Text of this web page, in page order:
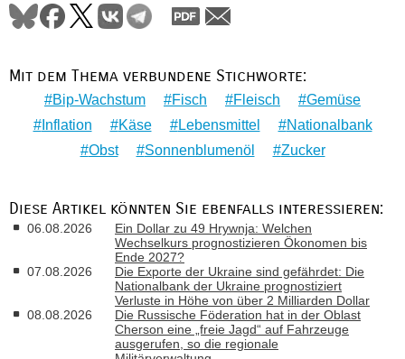
Mit dem Thema verbundene Stichworte:
Bip-Wachstum Fisch Fleisch
Gemüse
Inflation
Käse Lebensmittel
Nationalbank
Obst
Sonnenblumenöl Zucker
Diese Artikel könnten Sie ebenfalls interessieren:
06.08.2026
Ein Dollar zu 49 Hrywnja: Welchen
Wechselkurs prognostizieren Ökonomen bis
Ende 2027?
07.08.2026
Die Exporte der Ukraine sind gefährdet: Die
Nationalbank der Ukraine prognostiziert
Verluste in Höhe von über 2 Milliarden Dollar
08.08.2026
Die Russische Föderation hat in der Oblast
Cherson eine „freie Jagd“ auf Fahrzeuge
ausgerufen, so die regionale